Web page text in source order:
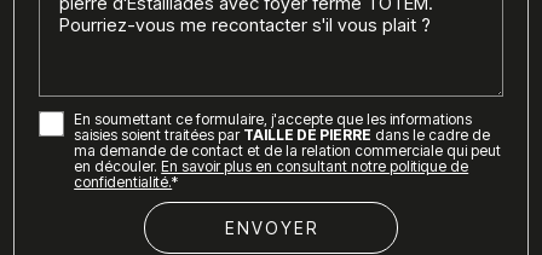
En soumettant ce formulaire, j'accepte que les informations
saisies soient traitées par TAILLE DE PIERRE dans le cadre de
ma demande de contact et de la relation commerciale qui peut
en découler. En savoir plus en consultant notre politique de
confidentialité.*